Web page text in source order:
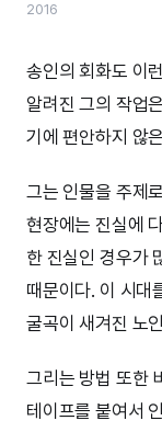
2016
송인의 회화도 이
알려진 그의 작업
기에 편안하지 않
그는 인물을 주제
현장에는 진실에
한 진실인 경우가
때문이다. 이 시대
굴곡이 새겨진 노
그리는 방법 또한
테이프를 붙여서